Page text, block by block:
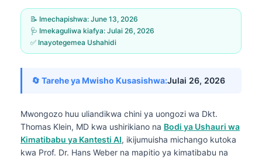
📝 Imechapishwa: June 13, 2026
🩺 Imekaguliwa kiafya: Julai 26, 2026
✅ Inayotegemea Ushahidi
🔄 Tarehe ya Mwisho Kusasishwa:Julai 26, 2026
Mwongozo huu uliandikwa chini ya uongozi wa Dkt.
Thomas Klein, MD kwa ushirikiano na Bodi ya Ushauri wa
Kimatibabu ya Kantesti AI, ikijumuisha michango kutoka
kwa Prof. Dr. Hans Weber na mapitio ya kimatibabu na